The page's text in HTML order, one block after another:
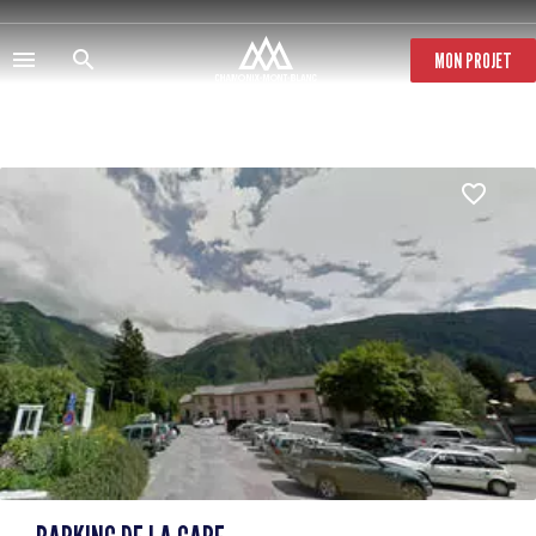
Salta
al
contenuto
principale
MON PROJET